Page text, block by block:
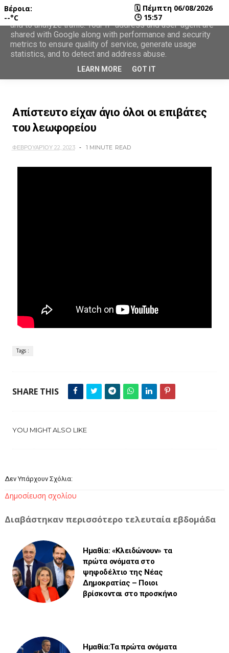
Απίστευτο είχαν άγιο όλοι οι επιβάτες
του λεωφορείου
ΦΕΒΡΟΥΑΡΊΟΥ 22, 2023 1 MINUTE READ
Tags :
SHARE THIS
YOU MIGHT ALSO LIKE
Δεν Υπάρχουν Σχόλια:
Δημοσίευση σχολίου
Διαβάστηκαν περισσότερο τελευταία εβδομάδα
Ημαθία: «Κλειδώνουν» τα
πρώτα ονόματα στο
ψηφοδέλτιο της Νέας
Δημοκρατίας – Ποιοι
βρίσκονται στο προσκήνιο
Ημαθία:Τα πρώτα ονόματα
Βέροια:
--°C
🗓 Πέμπτη 06/08/2026
🕒 15:57
This site uses cookies from Google to deliver its services
and to analyze traffic. Your IP address and user-agent are
shared with Google along with performance and security
metrics to ensure quality of service, generate usage
statistics, and to detect and address abuse.
LEARN MORE GOT IT